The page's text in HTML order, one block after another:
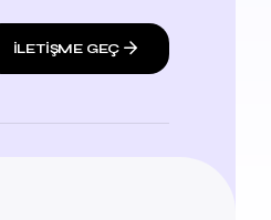
ILETIŞME GEÇ